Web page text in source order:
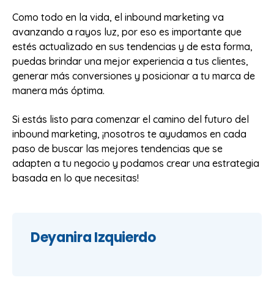
Como todo en la vida, el inbound marketing va
avanzando a rayos luz, por eso es importante que
estés actualizado en sus tendencias y de esta forma,
puedas brindar una mejor experiencia a tus clientes,
generar más conversiones y posicionar a tu marca de
manera más óptima.
Si estás listo para comenzar el camino del futuro del
inbound marketing, ¡nosotros te ayudamos en cada
paso de buscar las mejores tendencias que se
adapten a tu negocio y podamos crear una estrategia
basada en lo que necesitas!
Deyanira Izquierdo